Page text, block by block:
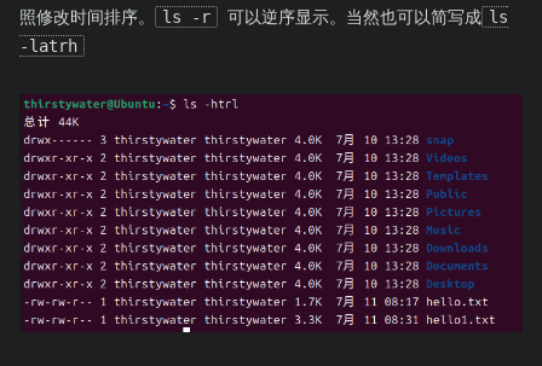
照修改时间排序。
ls -r 可以逆序显示。当然也可以简写成 ls
-latrh